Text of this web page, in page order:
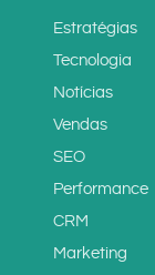
Estratégias
Tecnologia
Notícias
Vendas
SEO
Performance
CRM
Marketing